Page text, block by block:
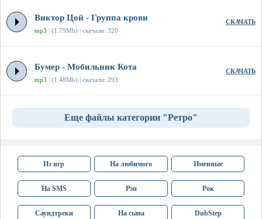
Виктор Цой - Группа крови
mp3 | (1.79Mb) | скачали: 320
СКАЧАТЬ
Бумер - Мобильник Кота
mp3 | (1.48Mb) | скачали: 293
СКАЧАТЬ
Еще файлы категории "Ретро"
Из игр На любимого Именные
На SMS Рэп Рок
Саундтреки На сына DubStep